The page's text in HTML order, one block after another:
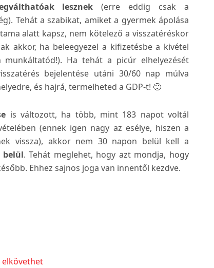
lesznek(erre eddig csak a
Tehát a szabikat, amiket a gyermek ápolása
alatt kapsz, nem kötelező a visszatéréskor
akkor, ha beleegyezel a kifizetésbe a kivétel
Ha tehát a picúr elhelyezését
bejelentése utáni 30/60 nap múlva
és hajrá, termelheted a GDP-t! 🙂
is változott, ha több, mint 183 napot voltál
(ennek igen nagy az esélye, hiszen a
vissza), akkor nem 30 napon belül kell a
belül. Tehát meglehet, hogy azt mondja, hogy
Ehhez sajnos joga van innentől kezdve.
elkövethet